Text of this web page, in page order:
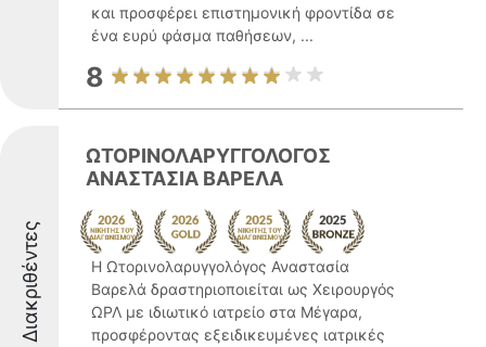
και προσφέρει επιστημονική φροντίδα σε
ένα ευρύ φάσμα παθήσεων, ...
8
Διακριθέντες
ΩΤΟΡΙΝΟΛΑΡΥΓΓΟΛΟΓΟΣ
ΑΝΑΣΤΑΣΙΑ ΒΑΡΕΛΑ
Η Ωτορινολαρυγγολόγος Αναστασία
Βαρελά δραστηριοποιείται ως Χειρουργός
ΩΡΛ με ιδιωτικό ιατρείο στα Μέγαρα,
προσφέροντας εξειδικευμένες ιατρικές